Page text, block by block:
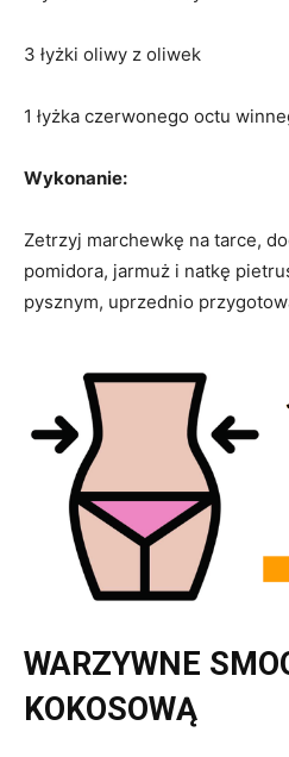
3 łyżki oliwy z oliwek
1 łyżka czerwonego octu
Wykonanie:
Zetrzyj marchewkę na tarce,
pomidora, jarmuż i natkę
pysznym, uprzednio
WARZYWNE
KOKOSOWĄ